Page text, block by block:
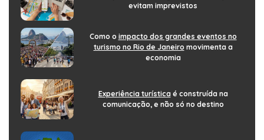
evitam imprevistos
Como o impacto dos grandes eventos no
turismo no Rio de Janeiro movimenta a
economia
Experiência turísticaé construída na
comunicação, e não só no destino